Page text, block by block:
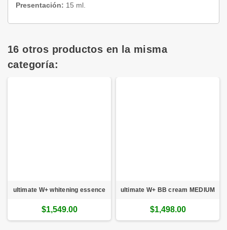
Presentación: 15 ml.
16 otros productos en la misma
categoría:
ultimate W+ whitening essence
$1,549.00
ultimate W+ BB cream MEDIUM
$1,498.00